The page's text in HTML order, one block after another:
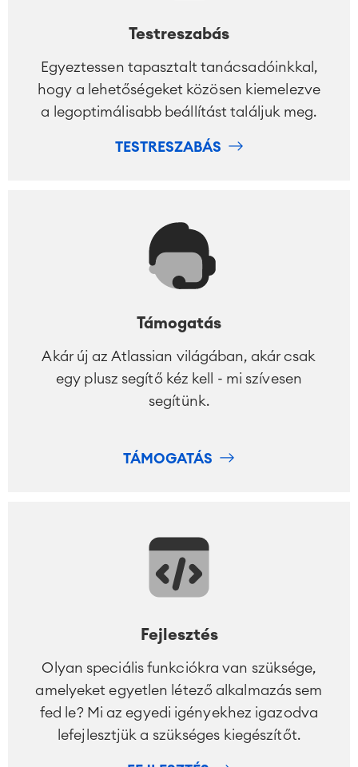
Testreszabás
Egyeztessen tapasztalt tanácsadóinkkal,
hogy a lehetőségeket közösen kiemelezve
a legoptimálisabb beállítást találjuk meg.
TESTRESZABÁS
Támogatás
Akár új az Atlassian világában, akár csak
egy plusz segítő kéz kell - mi szívesen
segítünk.
TÁMOGATÁS
Fejlesztés
Olyan speciális funkciókra van szüksége,
amelyeket egyetlen létező alkalmazás sem
fed le? Mi az egyedi igényekhez igazodva
lefejlesztjük a szükséges kiegészítőt.